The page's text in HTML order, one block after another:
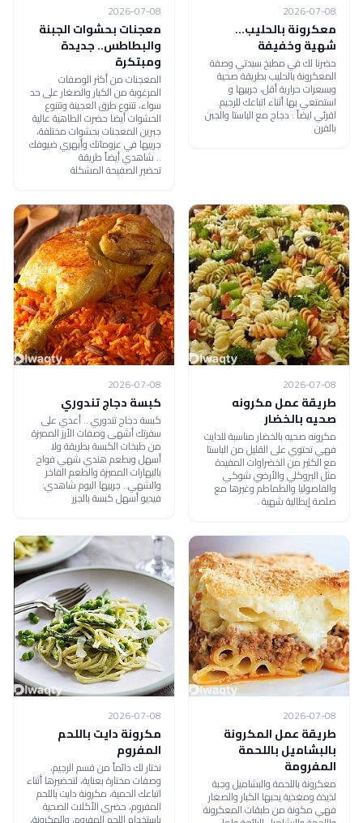
2026-07-08
معكرونة بالحليب...
شهية وخفيفة
حضرنا لك في مطبخ سيدتي وصفة
المعكرونة بالحليب بطريقة صحية
وبسعرات حرارية أقل، جربيها و
استمتعي بها أثناء اتباعك للرجيم.
اقرئي ايضاً : دجاج مع الباستا والجبن
بالفرن
2026-07-08
معجنات بحشوات الجبنة
والبطاطس.. جديدة
ومبتكرة
المعجنات من أكثر الوصفات
المرغوبة من الكبار والصغار على حد
سواء، تتنوع طرق العجينة وتتنوع
الحشوات أيضا حضرت الطاهية عالية
جبرين المعجنات بحشوات مختلفة،
جربيها في عزوماتك وأبهري ضيوفك
.. شاهدي أيضاً طريقة
تحضير الصفيحة المشكلة
2026-07-08
طريقة عمل مكرونه
صحيه بالخضار
مكرونه صحيه بالخضار مناسبة للدايت
فهي تحتوي على القليل من الباستا
مع الكثير من الخضراوات المفيدة
مثل البروكلي والأرضي شوكي
والفاصوليا والطماطم وغيرها مع
صلصة إيطالية شهية .
2026-07-08
كبسة دجاج تندوري
كبسة دجاج تندوري .. أعدي على
سفرتك أشهى وصفات الأرز المميزة
من طبخات الكبسة بطريقة ولا
أسهل وبطعم هندي شهي فواح
بالبهارات المميزة والطعم الفاخر
والشهي.. جربيها اليوم شاهدي:
فيديو أسهل كبسة بالجزر
2026-07-08
طريقة عمل المكرونة
بالبشاميل باللحمة
المفرومة
معكرونة باللحمة والبشاميل وجبة
لذيذة ومغذية يحبها الكبار والصغار
فهي مكونة من طبقات المعكرونة
2026-07-08
مكرونة دايت باللحم
المفروم
نختار لك دائماً من قسم الرجيم،
وصفات مختارة بعناية، لتحضيرها أثناء
اتباعك الحمية، مكرونة دايت باللحم
المفروم، حضري الأكلات الصحية
باستخدام اللحم المفروم، والمكرونة،